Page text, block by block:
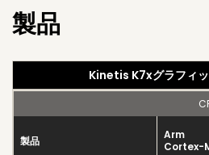
製品
Kinetis K7xグラフィ
製品
Arm
Cortex-